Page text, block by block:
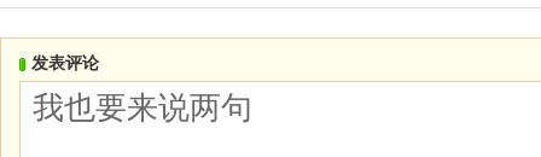
发表评论